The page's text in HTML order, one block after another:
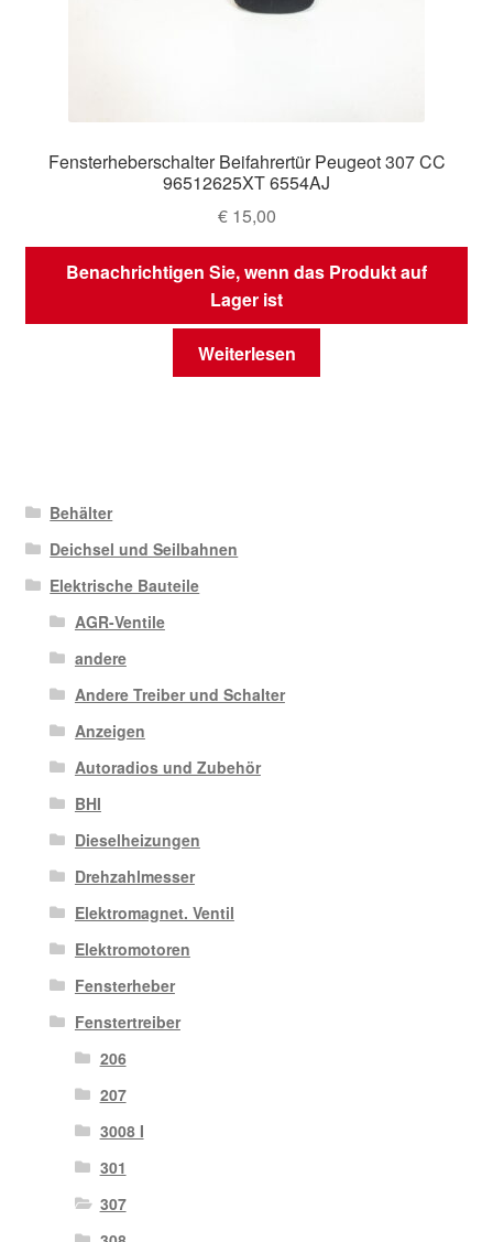
Fensterheberschalter Beifahrertür Peugeot 307 CC
96512625XT 6554AJ
€15,00
Benachrichtigen Sie, wenn das Produkt auf
Lager ist
Weiterlesen
Behälter
Deichsel und Seilbahnen
Elektrische Bauteile
AGR-Ventile
andere
Andere Treiber und Schalter
Anzeigen
Autoradios und Zubehör
BHI
Dieselheizungen
Drehzahlmesser
Elektromagnet. Ventil
Elektromotoren
Fensterheber
Fenstertreiber
206
207
3008 I
301
307